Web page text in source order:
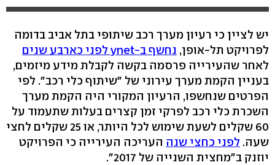
יש לציין כי רעיון מערך רכב שיתופי בתל אביב בדומה
לפרויקט תל-אופן, נחשף ב-ynet לפני כארבע שנים
לאחר שהעירייה פרסמה בקשה לקבלת מידע מיזמים,
בעניין הקמת מערך עירוני של "שיתוף כלי רכב". לפי
הפרטים שנחשפו, הרעיון המקורי היה הקמת מערך
השכרת כלי רכב לפרקי זמן קצרים בעלות שתעמוד על
60 שקלים לשעת שימוש לכל היותר, או 25 שקלים לחצי
שעה. לפני כחצי שנה העריכה העירייה כי הפרויקט
יוזנק ב"מחצית השנייה של 2017".